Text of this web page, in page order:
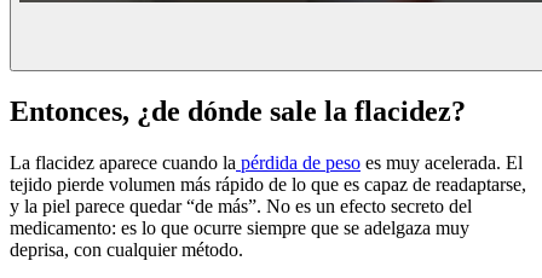
Entonces, ¿de dónde sale la flacidez?
La flacidez aparece cuando la pérdida de peso es muy acelerada. El
tejido pierde volumen más rápido de lo que es capaz de readaptarse,
y la piel parece quedar “de más”. No es un efecto secreto del
medicamento: es lo que ocurre siempre que se adelgaza muy
deprisa, con cualquier método.